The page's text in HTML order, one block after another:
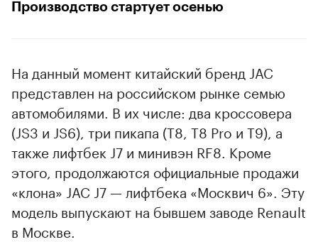
Производство стартует осенью
На данный момент китайский бренд JAC
представлен на российском рынке семью
автомобилями. В их числе: два кроссовера
(JS3 и JS6), три пикапа (T8, T8 Pro и T9), а
также лифтбек J7 и минивэн RF8. Кроме
этого, продолжаются официальные продажи
«клона» JAC J7 — лифтбека «Москвич 6». Эту
модель выпускают на бывшем заводе Renault
в Москве.